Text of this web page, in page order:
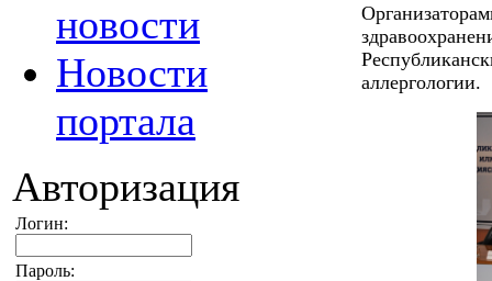
новости
Новости
портала
Авторизация
Логин:
Пароль:
аллергологии.